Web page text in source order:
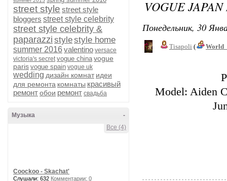
street style street style
bloggers street style celebrity
street style celebrity &
paparazzi stylestyle home
summer 2016 valentino versace
victoria's secret vogue china vogue
paris vogue spain vogue uk
wedding дизайн комнат идеи
для ремонта комнаты красивый
ремонтобои ремонт свадьба
-
Музыка
Все (4)
Coockoo - Skachat'
Слушали: 632 Комментарии: 0
VOGUE
Понедельник, 30
Tisapoli (
Model: Aiden